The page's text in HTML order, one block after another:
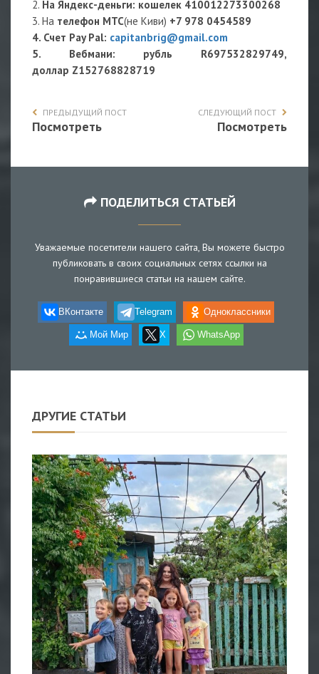
2. На Яндекс-деньги: кошелек 410012273300268
3. На телефон МТС(не Киви) +7 978 0454589
4. Счет Pay Pal: capitanbrig@gmail.com
5. Вебмани: рубль R697532829749,
доллар Z152768828719
ПРЕДЫДУЩИЙ ПОСТ
Посмотреть
СЛЕДУЮЩИЙ ПОСТ
Посмотреть
ПОДЕЛИТЬСЯ СТАТЬЕЙ
Уважаемые посетители нашего сайта, Вы можете быстро
публиковать в своих социальных сетях ссылки на
понравившиеся статьи на нашем сайте.
ВКонтакте Telegram Одноклассники
Мой Мир X WhatsApp
ДРУГИЕ СТАТЬИ